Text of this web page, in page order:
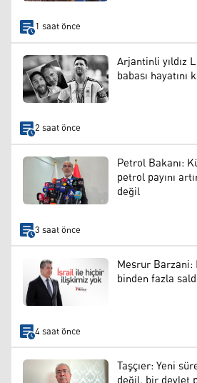
1 saat önce
Arjantinli yıldız
babası hayatını
2 saat önce
Petrol Bakanı:
petrol payını
değil
3 saat önce
Mesrur Barzani:
binden fazla
4 saat önce
Taşçıer: Yeni